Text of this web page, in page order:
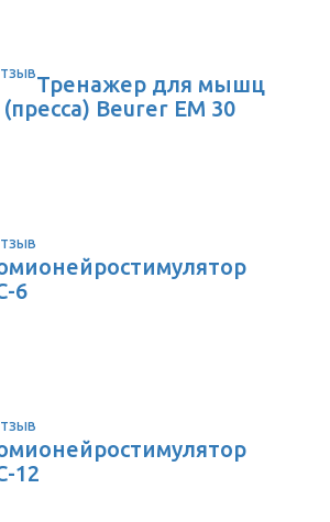
Тренажер для мышц
Beurer EM 30
6
12